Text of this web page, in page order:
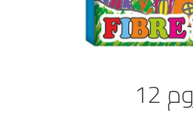
اقلام لبدية سنتروم 12